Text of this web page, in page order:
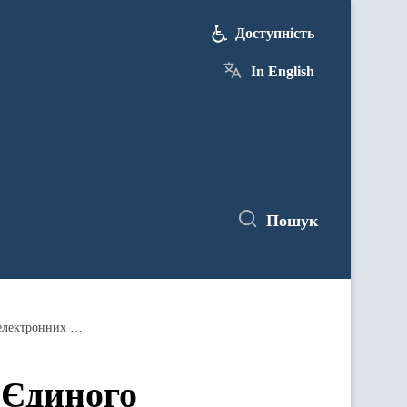
Доступність
In English
Пошук
Якісний зв’язок та інтеграція до Єдиного цифрового ринку ЄС: Уряд затвердив Стратегію розвитку сфери електронних комунікацій